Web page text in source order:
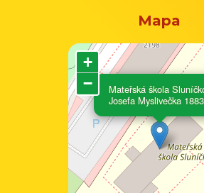
Mapa
Mateřská škola
Josefa Myslivečka 1883
+
−